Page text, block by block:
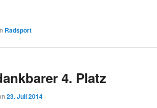
Radsport
4. Platz
23. Juli 2014